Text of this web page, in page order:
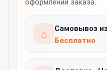
⌂
Самовывоз
Бесплатно